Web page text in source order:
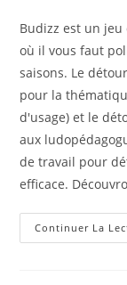
Budizz est un jeu
où il vous faut
saisons. Le
pour la
d'usage) et le
aux
de travail pour
efficace.
Continuer La